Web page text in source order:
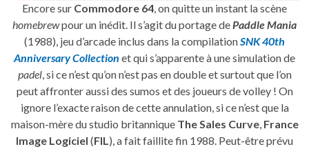
Encore sur Commodore 64 , on quitte un instant la scène
homebrewpour un inédit. Il s’agit du portage de Paddle Mania
(1988), jeu d’arcade inclus dans la compilationSNK 40th
Anniversary Collection et qui s’apparente à une simulation de
padel, si ce n’est qu’on n’est pas en double et surtout que l’on
peut affronter aussi des sumos et des joueurs de volley ! On
ignore l’exacte raison de cette annulation, si ce n’est que la
maison-mère du studio britannique The Sales Curve, France
Image Logiciel (FIL ), a fait faillite fin 1988. Peut-être prévu